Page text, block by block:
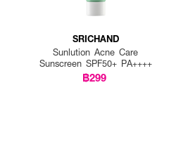
SRICHAND
Sunlution Acne Care
Sunscreen SPF50+ PA++++
฿299